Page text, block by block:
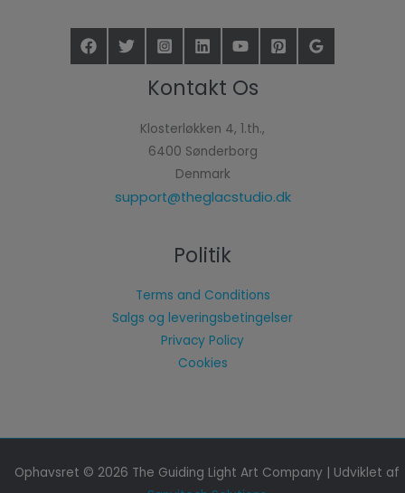
Kontakt Os
Klosterløkken 4, 1.th.,
6400 Sønderborg
Denmark
support@theglacstudio.dk
Politik
Terms and Conditions
Salgs og leveringsbetingelser
Privacy Policy
Cookies
Ophavsret © 2026 The Guiding Light Art Company | Udviklet af